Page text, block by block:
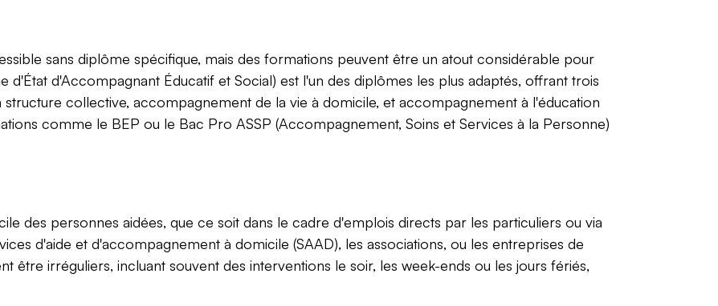
sans diplôme spécifique, mais des formations peuvent être un atout considérable pour
d'État d'Accompagnant Éducatif et Social) est l'un des diplômes les plus adaptés, offrant trois
collective, accompagnement de la vie à domicile, et accompagnement à l'éducation
comme le BEP ou le Bac Pro ASSP (Accompagnement, Soins et Services à la Personne)
des personnes aidées, que ce soit dans le cadre d'emplois directs par les particuliers ou via
d'aide et d'accompagnement à domicile (SAAD), les associations, ou les entreprises de
être irréguliers, incluant souvent des interventions le soir, les week-ends ou les jours fériés,